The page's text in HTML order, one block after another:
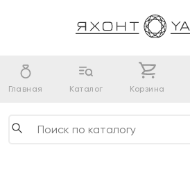
Главная Каталог Корзина